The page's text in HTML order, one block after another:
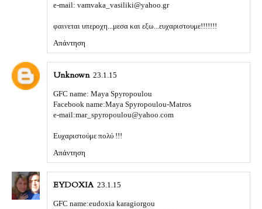
e-mail: vamvaka_vasiliki@yahoo.gr
φαινεται υπεροχη...μεσα και εξω...ευχαριστουμε!!!!!!!
Απάντηση
Unknown 23.1.15
GFC name: Maya Spyropoulou
Facebook name:Maya Spyropoulou-Matros
e-mail:mar_spyropoulou@yahoo.com
Ευχαριστούμε πολύ !!!
Απάντηση
EYDOXIA 23.1.15
GFC name:eudoxia karagiorgou